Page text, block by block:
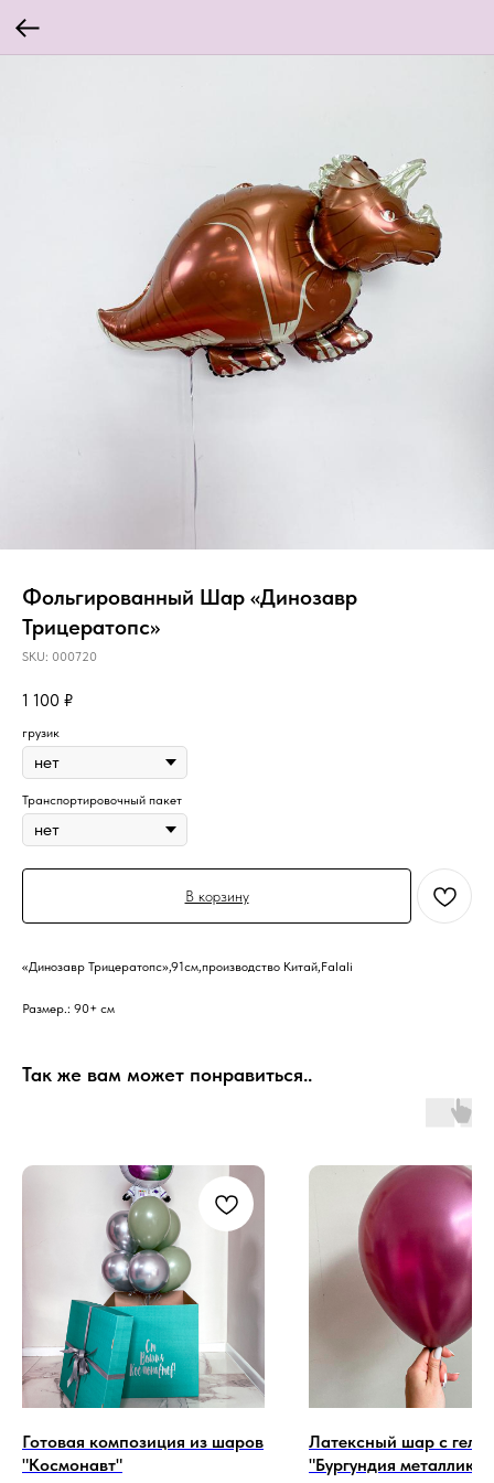
Фольгированный Шар «Динозавр
Трицератопс»
SKU: 000720
1 100 ₽
грузик
Транспортировочный пакет
В корзину
«Динозавр Трицератопс»,91см,производство Китай,Falali
Размер.: 90+ см
Так же вам может понравиться..
Готовая композиция из шаров
"Космонавт"
Латексный шар с
"Бургундия металлик"